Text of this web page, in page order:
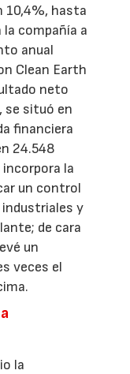
10,4%, hasta
compañía a
anual
Clean Earth
neto
se situó en
financiera
24.548
la
un control
y
de cara
un
veces el
la